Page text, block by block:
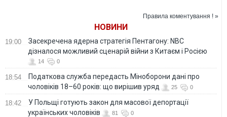
Правила коментування ! »
НОВИНИ
19:00
Засекречена ядерна стратегія Пентагону: NBC
дізналося можливий сценарій війни з Китаєм і Росією
14 0
18:54
Податкова служба передасть Міноборони дані про
чоловіків 18–60 років: що вирішив уряд
25 0
18:42
У Польщі готують закон для масової депортації
українських чоловіків
81 0